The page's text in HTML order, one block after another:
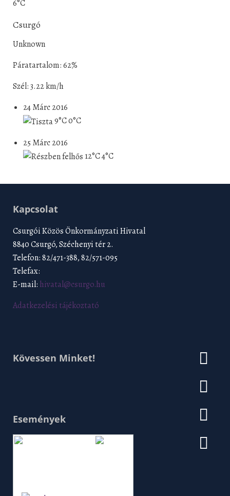
6°C
Csurgó
Unknown
Páratartalom: 62%
Szél: 3.22 km/h
24 Márc 2016
9°C0°C
25 Márc 2016
12°C4°C
Kapcsolat
Csurgói Közös Önkormányzati Hivatal
8840 Csurgó, Széchenyi tér 2.
Telefon: 82/471-388, 82/571-095
Telefax:
E-mail: hivatal@csurgo.hu
Adatkezelési tájékoztató
Kövessen Minket!
Események